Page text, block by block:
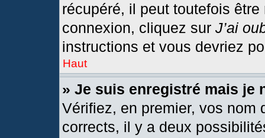
récupéré, il peut toutefois
connexion, cliquez sur J’ai
instructions et vous devriez
Haut
» Je suis enregistré mais je
Vérifiez, en premier, vos nom
corrects, il y a deux